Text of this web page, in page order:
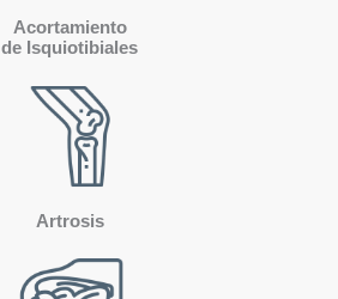
Acortamiento
de Isquiotibiales
Artrosis